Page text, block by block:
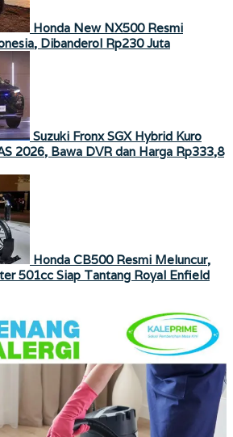
Honda New NX500 Resmi
Dibanderol Rp230 Juta
Suzuki Fronx SGX Hybrid Kuro
2026, Bawa DVR dan Harga Rp333,8
Honda CB500 Resmi Meluncur,
501cc Siap Tantang Royal Enfield